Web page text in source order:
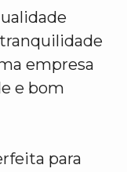
empresa
e bom
para